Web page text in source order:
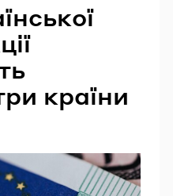
країни